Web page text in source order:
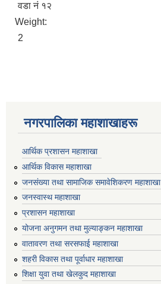
वडा नं १२
Weight:
2
नगरपालिका महाशाखाहरू
आर्थिक प्रशासन महाशाखा
आर्थिक विकास महाशाखा
जनसंख्या तथा सामाजिक समावेशिकरण महाशाखा
जनस्वास्थ महाशाखा
प्रशासन महाशाखा
योजना अनुगमन तथा मुल्याङ्कन महाशाखा
वातावरण तथा सरसफाई महाशाखा
शहरी विकास तथा पूर्वाधार महाशाखा
शिक्षा युवा तथा खेलकुद महाशाखा